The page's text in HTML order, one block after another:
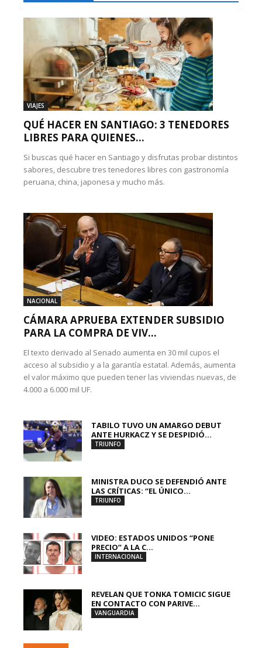
VIAJES
QUÉ HACER EN SANTIAGO: 3 TENEDORES
LIBRES PARA QUIENES...
Si buscas qué hacer en Santiago y disfrutas probar distintos
sabores, descubre tres tenedores libres con gastronomía
peruana, china, japonesa y mucho más.
NACIONAL
CÁMARA APRUEBA EXTENDER SUBSIDIO
PARA LA COMPRA DE VIV...
El texto derivado al Senado aumenta en 30 mil cupos el
acceso al subsidio y a la garantía estatal. Además, aumenta
el valor máximo que pueden tener las viviendas nuevas, de
4.000 a 6.000 mil UF.
TABILO TUVO UN AMARGO DEBUT
ANTE HURKACZ Y SE DESPIDIÓ...
TRIUNFO
MINISTRA DUCO SE DEFENDIÓ ANTE
LAS CRÍTICAS: “EL ÚNICO...
TRIUNFO
VIDEO: ESTADOS UNIDOS “PONE
PRECIO” A LA C...
INTERNACIONAL
REVELAN QUE TONKA TOMICIC SIGUE
EN CONTACTO CON PARIVE...
VANGUARDIA